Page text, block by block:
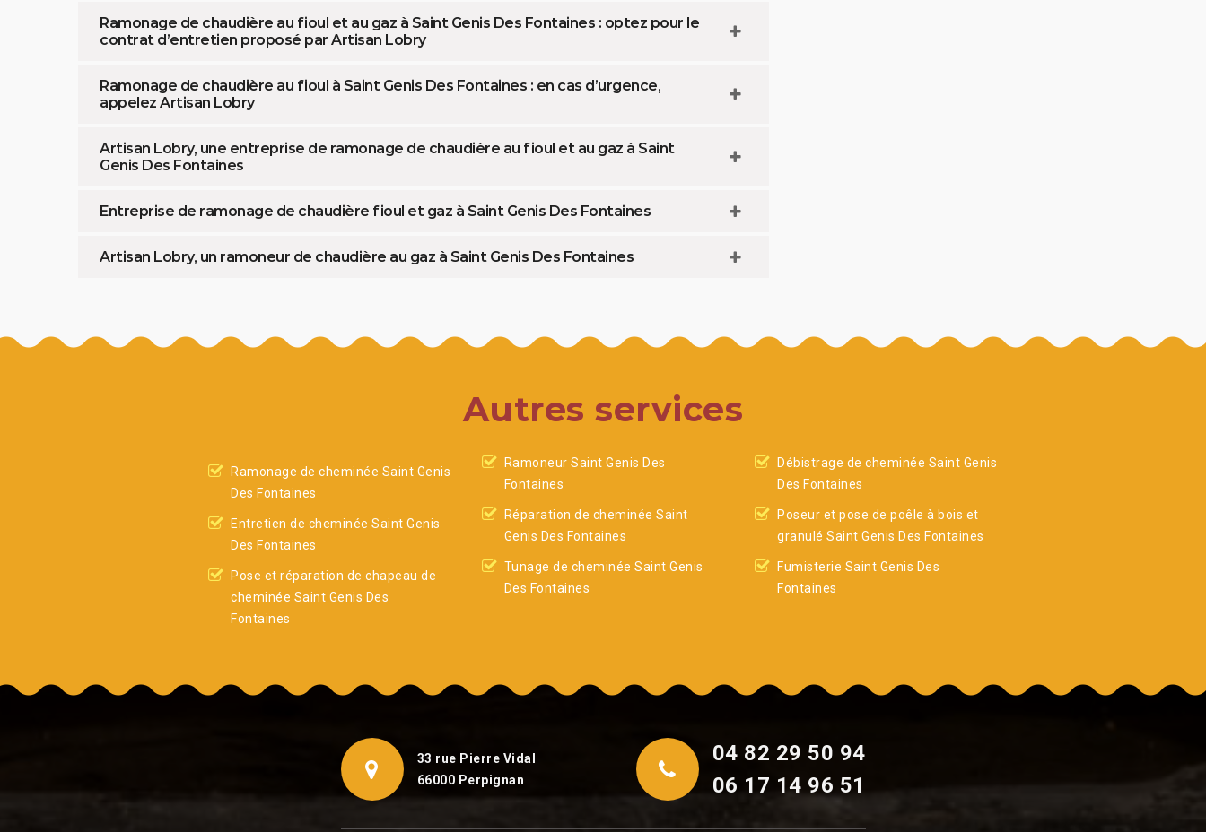
Ramonage de chaudière au fioul et au gaz à Saint Genis Des Fontaines : optez pour le
contrat d’entretien proposé par Artisan Lobry
Ramonage de chaudière au fioul à Saint Genis Des Fontaines : en cas d’urgence,
appelez Artisan Lobry
Artisan Lobry, une entreprise de ramonage de chaudière au fioul et au gaz à Saint
Genis Des Fontaines
Entreprise de ramonage de chaudière fioul et gaz à Saint Genis Des Fontaines
Artisan Lobry, un ramoneur de chaudière au gaz à Saint Genis Des Fontaines
Autres services
Ramonage de cheminée Saint Genis
Des Fontaines
Entretien de cheminée Saint Genis
Des Fontaines
Pose et réparation de chapeau de
cheminée Saint Genis Des
Fontaines
Ramoneur Saint Genis Des
Fontaines
Réparation de cheminée Saint
Genis Des Fontaines
Tunage de cheminée Saint Genis
Des Fontaines
Débistrage de cheminée Saint Genis
Des Fontaines
Poseur et pose de poêle à bois et
granulé Saint Genis Des Fontaines
Fumisterie Saint Genis Des
Fontaines
33 rue Pierre Vidal
66000 Perpignan
04 82 29 50 94
06 17 14 96 51